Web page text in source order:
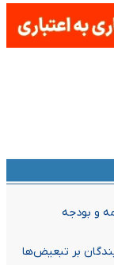
و بودجه
بر تبعیض‌ها